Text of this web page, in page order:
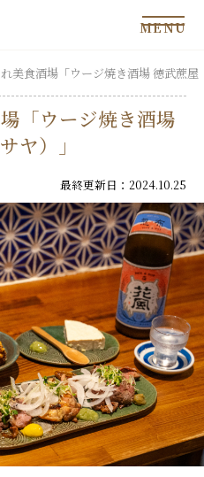
MENU
美食酒場「ウージ焼き酒場 徳武蔗
「ウージ焼き酒場
ヤ）」
最終更新日：2024.10.25